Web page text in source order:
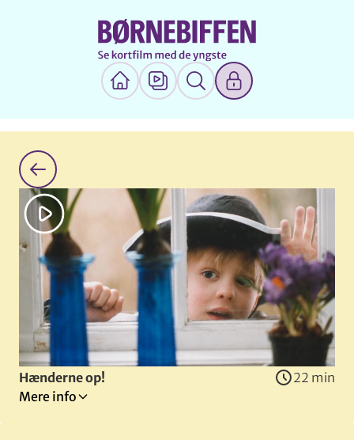
Hænderne op!
22 min
Mere info